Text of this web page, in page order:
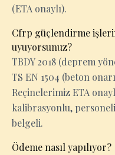
(ETA onaylı).
Cfrp güçlendirme
uyuyorsunuz?
TBDY 2018 (deprem
TS EN 1504 (beton
Reçinelerimiz ETA
kalibrasyonlu,
belgeli.
Ödeme nasıl yapılıyor?